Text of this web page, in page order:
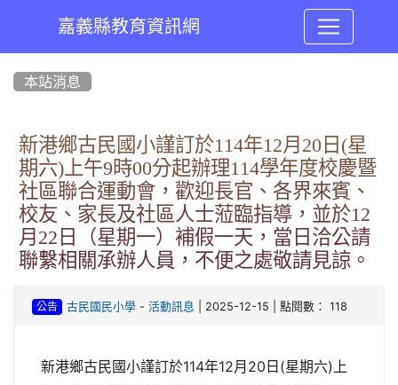
嘉義縣教育資訊網
本站消息
新港鄉古民國小謹訂於114年12月20日(星
期六)上午9時00分起辦理114學年度校慶暨
社區聯合運動會，歡迎長官、各界來賓、
校友、家長及社區人士蒞臨指導，並於12
月22日（星期一）補假一天，當日洽公請
聯繫相關承辦人員，不便之處敬請見諒。
公告 古民國民小學- 活動訊息 | 2025-12-15 | 點閱數： 118
新港鄉古民國小謹訂於114年12月20日(星期六)上